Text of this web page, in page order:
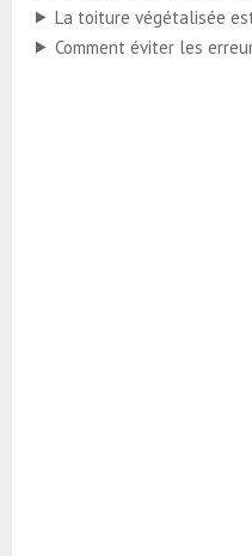
La toiture végétalisée
Comment éviter les